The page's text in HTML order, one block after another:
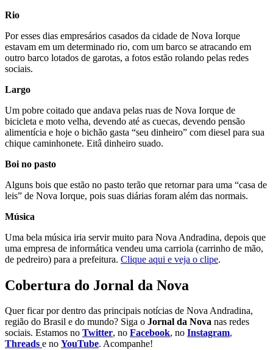
Rio
Por esses dias empresários casados da cidade de Nova Iorque
estavam em um determinado rio, com um barco se atracando em
outro barco lotados de garotas, a fotos estão rolando pelas redes
sociais.
Largo
Um pobre coitado que andava pelas ruas de Nova Iorque de
bicicleta e moto velha, devendo até as cuecas, devendo pensão
alimentícia e hoje o bichão gasta “seu dinheiro” com diesel para sua
chique caminhonete. Eitâ dinheiro suado.
Boi no pasto
Alguns bois que estão no pasto terão que retornar para uma “casa de
leis” de Nova Iorque, pois suas diárias foram além das normais.
Música
Uma bela música iria servir muito para Nova Andradina, depois que
uma empresa de informática vendeu uma carriola (carrinho de mão,
de pedreiro) para a prefeitura. Clique aqui e veja o clipe.
Cobertura do Jornal da Nova
Quer ficar por dentro das principais notícias de Nova Andradina,
região do Brasil e do mundo? Siga o Jornal da Nova nas redes
sociais. Estamos no Twitter, no Facebook, no Instagram,
Threads e no YouTube. Acompanhe!